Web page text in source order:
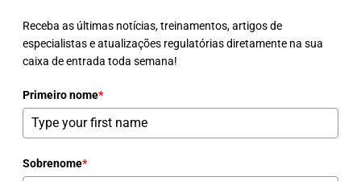
Receba as últimas notícias, treinamentos, artigos de
especialistas e atualizações regulatórias diretamente na sua
caixa de entrada toda semana!
Primeiro nome*
Sobrenome*